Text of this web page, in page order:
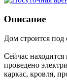
Описание
Дом строится под
Сейчас находится
проведено
каркас, кровля,